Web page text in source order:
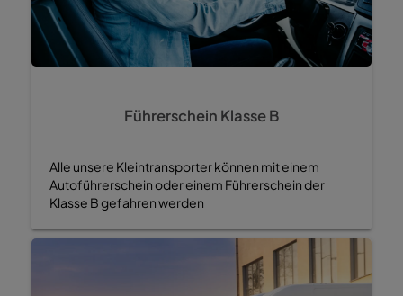
Führerschein Klasse B
Alle unsere Kleintransporter können mit einem
Autoführerschein oder einem Führerschein der
Klasse B gefahren werden